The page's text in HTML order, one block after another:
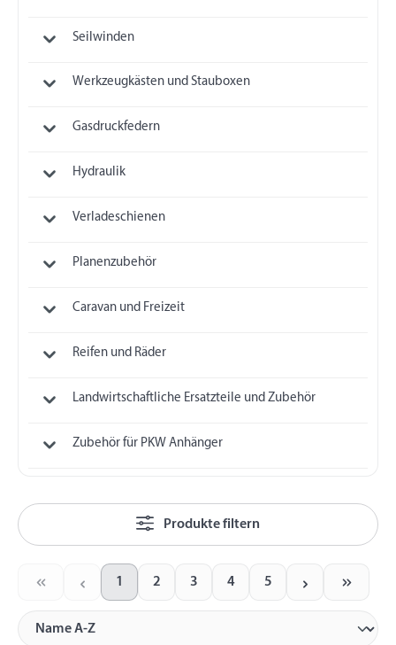
Seilwinden
Werkzeugkästen und Stauboxen
Gasdruckfedern
Hydraulik
Verladeschienen
Planenzubehör
Caravan und Freizeit
Reifen und Räder
Landwirtschaftliche Ersatzteile und Zubehör
Zubehör für PKW Anhänger
Produkte filtern
Seite
1 2 3 4 5